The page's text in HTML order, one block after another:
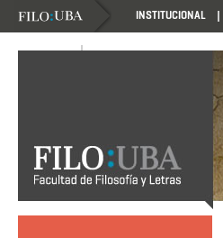
INSTITUCIONAL
NOVEDADES NOVEDADES